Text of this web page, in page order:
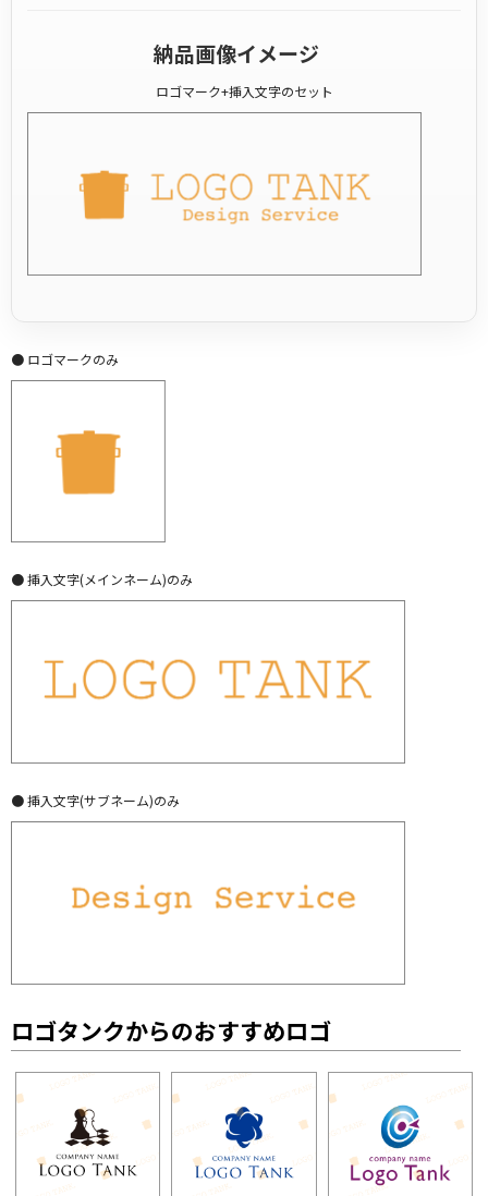
納品画像イメージ
ロゴマーク+挿入文字のセット
● ロゴマークのみ
● 挿入文字(メインネーム)のみ
● 挿入文字(サブネーム)のみ
ロゴタンクからのおすすめロゴ